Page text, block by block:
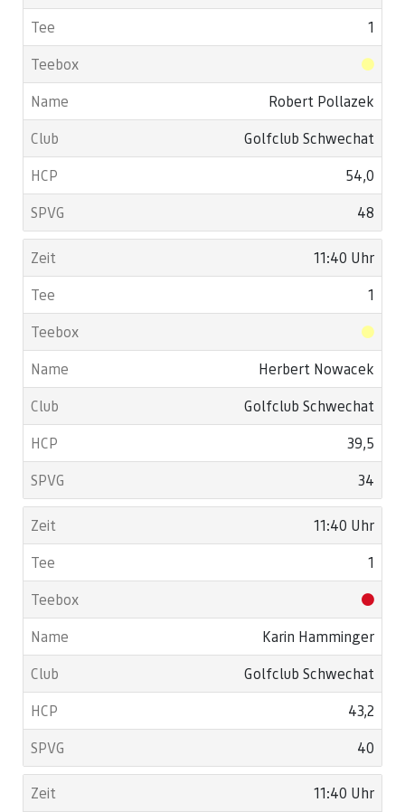
1
Robert Pollazek
Golfclub Schwechat
54,0
48
11:40 Uhr
1
Herbert Nowacek
Golfclub Schwechat
39,5
34
11:40 Uhr
1
Karin Hamminger
Golfclub Schwechat
43,2
40
11:40 Uhr